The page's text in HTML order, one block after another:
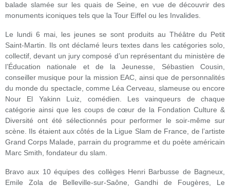
balade slamée sur les quais de Seine, en vue de découvrir des
monuments iconiques tels que la Tour Eiffel ou les Invalides.
Le lundi 6 mai, les jeunes se sont produits au Théâtre du Petit
Saint-Martin. Ils ont déclamé leurs textes dans les catégories solo,
collectif, devant un jury composé d’un représentant du ministère de
l’Éducation nationale et de la Jeunesse, Sébastien Cousin,
conseiller musique pour la mission EAC, ainsi que de personnalités
du monde du spectacle, comme Léa Cerveau, slameuse ou encore
Nour El Yakinn Luiz, comédien. Les vainqueurs de chaque
catégorie ainsi que les coups de cœur de la Fondation Culture &
Diversité ont été sélectionnés pour performer le soir-même sur
scène. Ils étaient aux côtés de la Ligue Slam de France, de l’artiste
Grand Corps Malade, parrain du programme et du poète américain
Marc Smith, fondateur du slam.
Bravo aux 10 équipes des collèges Henri Barbusse de Bagneux,
Emile Zola de Belleville-sur-Saône, Gandhi de Fougères, Le